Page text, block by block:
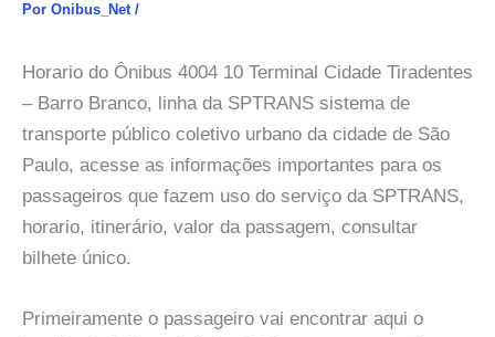
Por Onibus_Net /
Horario do Ônibus 4004 10 Terminal Cidade Tiradentes
– Barro Branco, linha da SPTRANS sistema de
transporte público coletivo urbano da cidade de São
Paulo, acesse as informações importantes para os
passageiros que fazem uso do serviço da SPTRANS,
horario, itinerário, valor da passagem, consultar
bilhete único.
Primeiramente o passageiro vai encontrar aqui o